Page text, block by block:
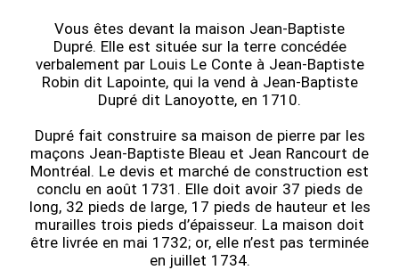
Vous êtes devant la maison Jean-Baptiste
Dupré. Elle est située sur la terre concédée
verbalement par Louis Le Conte à Jean-Baptiste
Robin dit Lapointe, qui la vend à Jean-Baptiste
Dupré dit Lanoyotte, en 1710.
Dupré fait construire sa maison de pierre par les
maçons Jean-Baptiste Bleau et Jean Rancourt de
Montréal. Le devis et marché de construction est
conclu en août 1731. Elle doit avoir 37 pieds de
long, 32 pieds de large, 17 pieds de hauteur et les
murailles trois pieds d’épaisseur. La maison doit
être livrée en mai 1732; or, elle n’est pas terminée
en juillet 1734.